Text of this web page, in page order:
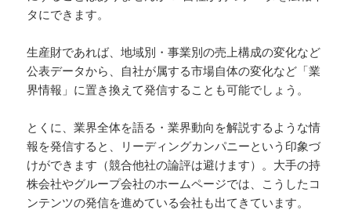
タにできます。
生産財であれば、地域別・事業別の売上構成の変化など
公表データから、自社が属する市場自体の変化など「業
界情報」に置き換えて発信することも可能でしょう。
とくに、業界全体を語る・業界動向を解説するような情
報を発信すると、リーディングカンパニーという印象づ
けができます（競合他社の論評は避けます）。大手の持
株会社やグループ会社のホームページでは、こうしたコ
ンテンツの発信を進めている会社も出てきています。